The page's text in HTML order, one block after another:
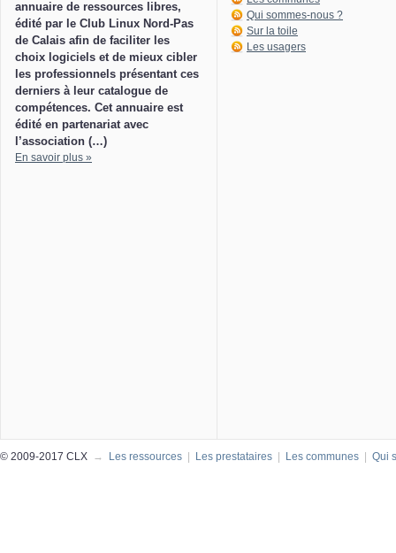
annuaire de ressources libres,
édité par le Club Linux Nord-Pas
de Calais afin de faciliter les
choix logiciels et de mieux cibler
les professionnels présentant ces
derniers à leur catalogue de
compétences. Cet annuaire est
édité en partenariat avec
l’association (…)
En savoir plus »
Qui sommes-nous ?
Sur la toile
Les usagers
© 2009-2017 CLX → Les ressources | Les prestataires | Les communes | Qui